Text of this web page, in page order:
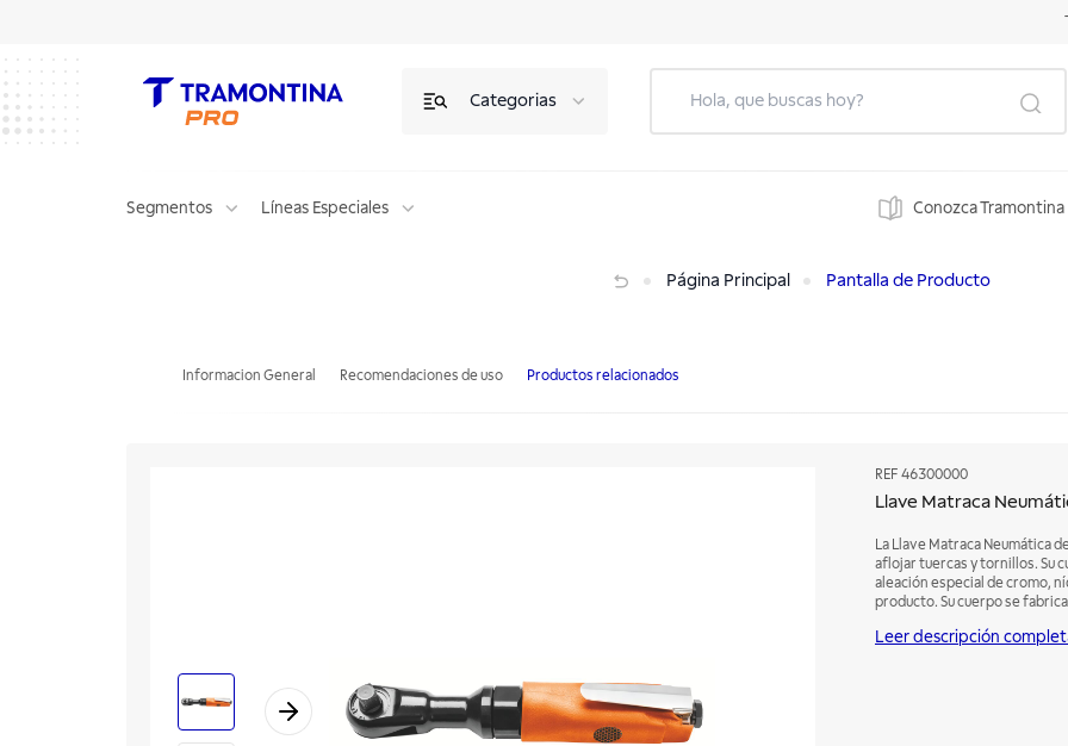
Categorias
Segmentos Líneas Especiales Conozca Tramontina
Página Principal Pantalla de Producto
Informacion General Recomendaciones de uso Productos relacionados
REF 46300000
Llave Matraca
La Llave Matraca Neumática
aflojar tuercas y tornillos. Su
aleación especial de cromo,
producto. Su cuerpo se
Acelera tu trabajo con las
Leer descripción